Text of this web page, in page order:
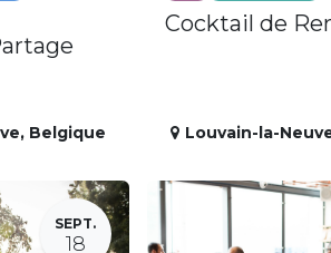
, Belgique
Cocktail de
Louvain-la-
SEPT.
18